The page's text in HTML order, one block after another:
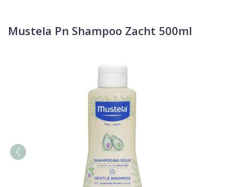
Mustela Pn Shampoo Zacht 500ml